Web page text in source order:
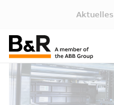
Aktuelles